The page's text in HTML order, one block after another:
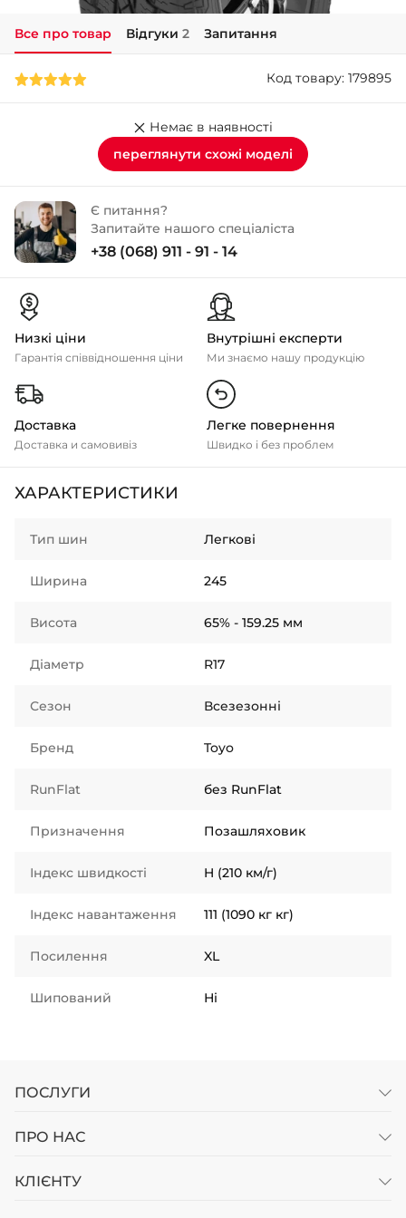
+38 (050)-911-911-2
+38 (099)-643-33-77
+38 (068)-923-74-19
- Калинова
Все про товар Відгуки 2 Запитання
Код товару: 179895
Немає в наявності
переглянути схожі моделі
Є питання?
Запитайте нашого спеціаліста
+38 (068) 911 - 91 - 14
Низкі ціни
Гарантія співвідношення ціни
Внутрішні експерти
Ми знаємо нашу продукцію
Доставка
Доставка и самовивіз
Легке повернення
Швидко і без проблем
ХАРАКТЕРИСТИКИ
Тип шин Легкові
Ширина 245
Висота 65% - 159.25 мм
Діаметр R17
Сезон Всезезонні
Бренд Toyo
RunFlat без RunFlat
Призначення Позашляховик
Індекс швидкості H (210 км/г)
Індекс навантаження 111 (1090 кг кг)
Посилення XL
Шипований Ні
ПОСЛУГИ
ПРО НАС
КЛІЄНТУ